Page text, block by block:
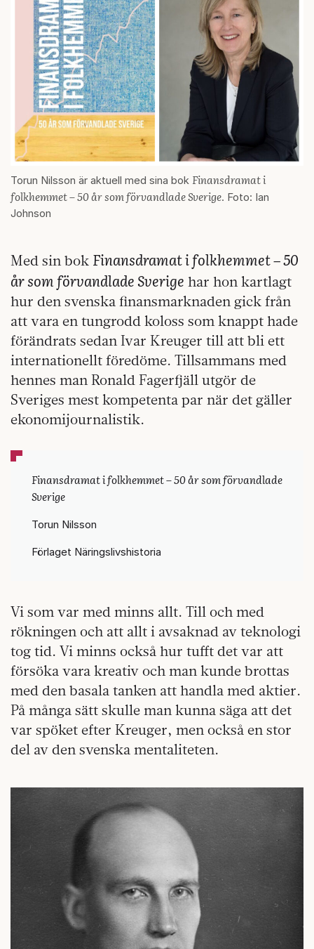
Torun Nilsson är aktuell med sina bok Finansdramat i
folkhemmet – 50 år som förvandlade Sverige. Foto: Ian
Johnson
Med sin bok Finansdramat i folkhemmet – 50
år som förvandlade Sverige har hon kartlagt
hur den svenska finansmarknaden gick från
att vara en tungrodd koloss som knappt hade
förändrats sedan Ivar Kreuger till att bli ett
internationellt föredöme. Tillsammans med
hennes man Ronald Fagerfjäll utgör de
Sveriges mest kompetenta par när det gäller
ekonomijournalistik.
Finansdramat i folkhemmet – 50 år som förvandlade
Sverige
Torun Nilsson
Förlaget Näringslivshistoria
Vi som var med minns allt. Till och med
rökningen och att allt i avsaknad av teknologi
tog tid. Vi minns också hur tufft det var att
försöka vara kreativ och man kunde brottas
med den basala tanken att handla med aktier.
På många sätt skulle man kunna säga att det
var spöket efter Kreuger, men också en stor
del av den svenska mentaliteten.